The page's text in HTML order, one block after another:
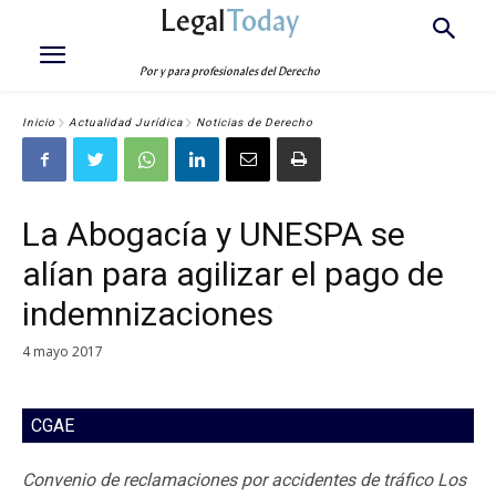
LegalToday
Por y para profesionales del Derecho
Inicio Actualidad Jurídica Noticias de Derecho
La Abogacía y UNESPA se
alían para agilizar el pago de
indemnizaciones
4 mayo 2017
CGAE
Convenio de reclamaciones por accidentes de tráfico Los